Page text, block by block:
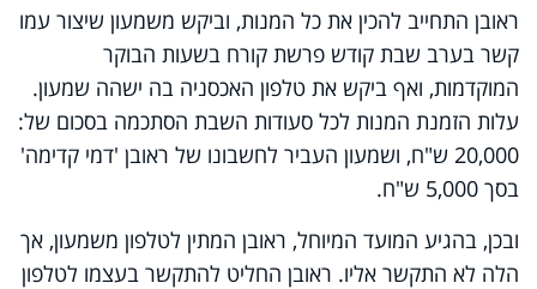
ראובן התחייב להכין את כל המנות, וביקש משמעון שיצור עמו
קשר בערב שבת קודש פרשת קורח בשעות הבוקר
המוקדמות, ואף ביקש את טלפון האכסניה בה ישהה שמעון.
עלות הזמנת המנות לכל סעודות השבת הסתכמה בסכום של:
20,000 ש"ח, ושמעון העביר לחשבונו של ראובן 'דמי קדימה'
בסך 5,000 ש"ח.
ובכן, בהגיע המועד המיוחל, ראובן המתין לטלפון משמעון, אך
הלה לא התקשר אליו. ראובן החליט להתקשר בעצמו לטלפון